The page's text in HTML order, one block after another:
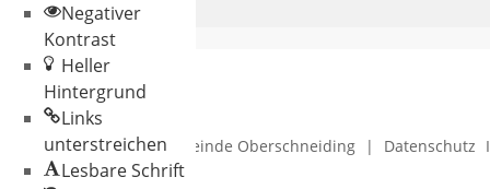
© 2026 Gemeinde Oberschneiding | Datenschutz
Negativer
Kontrast
Heller
Hintergrund
Links
unterstreichen
Lesbare Schrift